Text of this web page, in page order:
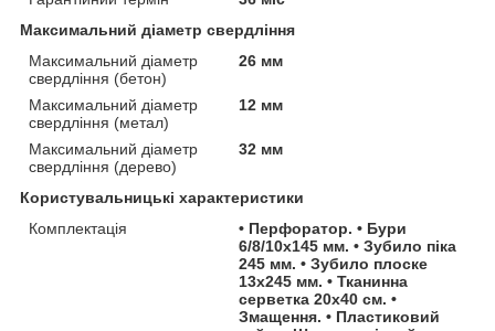
Максимальний діаметр свердління
Максимальний діаметр
свердління (бетон)
26 мм
Максимальний діаметр
свердління (метал)
12 мм
Максимальний діаметр
свердління (дерево)
32 мм
Користувальницькі характеристики
Комплектація
• Перфоратор. • Бури
6/8/10х145 мм. • Зубило піка
245 мм. • Зубило плоске
13х245 мм. • Тканинна
серветка 20х40 см. •
Змащення. • Пластиковий